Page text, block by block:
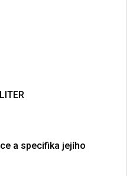
a specifika jejího